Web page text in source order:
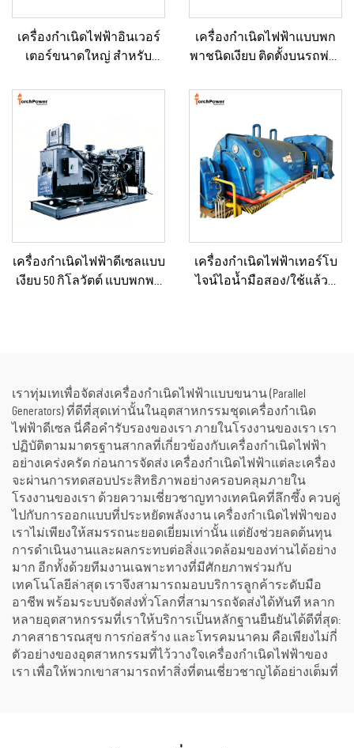
เครื่องกำเนิดไฟฟ้าอินเวอร์
เตอร์ขนาดใหญ่ สำหรับ
กำเนิดไฟฟ้าดีเซลสำรอง
เครื่องกำเนิดไฟฟ้าแบบพก
พาชนิดเงียบ ติดตั้งบนรถพ่วง
เครื่องกำเนิดไฟฟ้าดีเซลแบบ
เงียบ 50 กิโลวัตต์ แบบพกพา
เครื่องกำเนิดไฟฟ้าเทอร์โบ
ไจน์ไอน้ำมือสอง/ใช้แล้วที่
เราทุ่มเทเพื่อจัดส่งเครื่องกำเนิดไฟฟ้าแบบขนาน (Parallel
Generators) ที่ดีที่สุดเท่านั้นในอุตสาหกรรมชุดเครื่องกำเนิด
ไฟฟ้าดีเซล นี่คือคำรับรองของเรา ภายในโรงงานของเรา เรา
ปฏิบัติตามมาตรฐานสากลที่เกี่ยวข้องกับเครื่องกำเนิดไฟฟ้า
อย่างเคร่งครัด ก่อนการจัดส่ง เครื่องกำเนิดไฟฟ้าแต่ละเครื่อง
จะผ่านการทดสอบประสิทธิภาพอย่างครอบคลุมภายใน
โรงงานของเรา ด้วยความเชี่ยวชาญทางเทคนิคที่ลึกซึ้ง ควบคู่
ไปกับการออกแบบที่ประหยัดพลังงาน เครื่องกำเนิดไฟฟ้าของ
เราไม่เพียงให้สมรรถนะยอดเยี่ยมเท่านั้น แต่ยังช่วยลดต้นทุน
การดำเนินงานและผลกระทบต่อสิ่งแวดล้อมของท่านได้อย่าง
มาก อีกทั้งด้วยทีมงานเฉพาะทางที่มีศักยภาพร่วมกับ
เทคโนโลยีล่าสุด เราจึงสามารถมอบบริการลูกค้าระดับมือ
อาชีพ พร้อมระบบจัดส่งทั่วโลกที่สามารถจัดส่งได้ทันที หลาก
หลายอุตสาหกรรมที่เราให้บริการเป็นหลักฐานยืนยันได้ดีที่สุด:
ภาคสาธารณสุข การก่อสร้าง และโทรคมนาคม คือเพียงไม่กี่
ตัวอย่างของอุตสาหกรรมที่ไว้วางใจเครื่องกำเนิดไฟฟ้าของ
เรา เพื่อให้พวกเขาสามารถทำสิ่งที่ตนเชี่ยวชาญได้อย่างเต็มที่